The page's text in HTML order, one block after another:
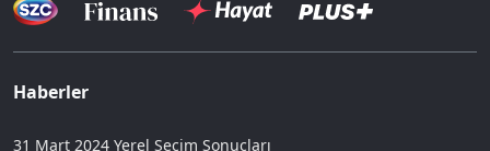
Haberler
31 Mart 2024 Yerel Seçim Sonuçları